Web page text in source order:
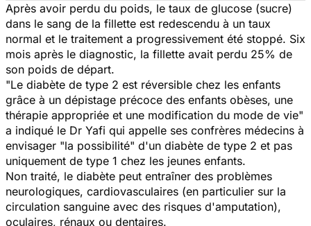
Après avoir perdu du poids, le taux de glucose (sucre)
dans le sang de la fillette est redescendu à un taux
normal et le traitement a progressivement été stoppé. Six
mois après le diagnostic, la fillette avait perdu 25% de
son poids de départ.
"Le diabète de type 2 est réversible chez les enfants
grâce à un dépistage précoce des enfants obèses, une
thérapie appropriée et une modification du mode de vie"
a indiqué le Dr Yafi qui appelle ses confrères médecins à
envisager "la possibilité" d'un diabète de type 2 et pas
uniquement de type 1 chez les jeunes enfants.
Non traité, le diabète peut entraîner des problèmes
neurologiques, cardiovasculaires (en particulier sur la
circulation sanguine avec des risques d'amputation),
oculaires, rénaux ou dentaires.